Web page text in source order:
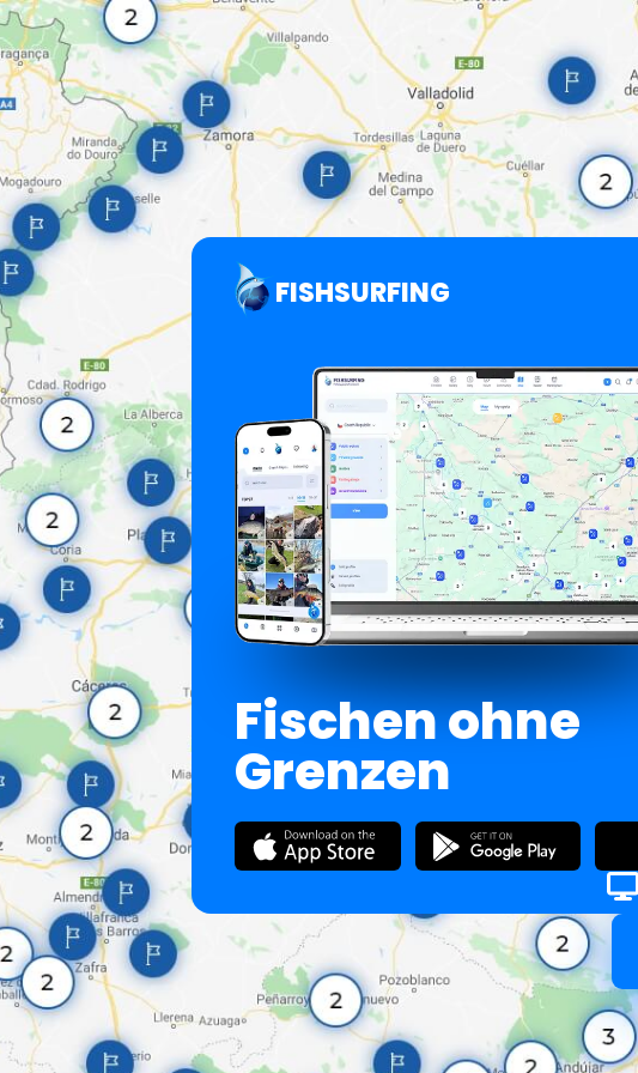
FISHSURFING
Fischen ohne
Grenzen